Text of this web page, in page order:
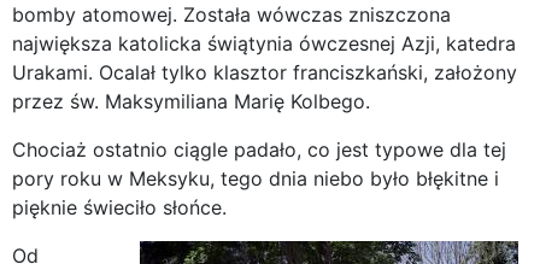
bomby atomowej. Została wówczas zniszczona
największa katolicka świątynia ówczesnej Azji, katedra
Urakami. Ocalał tylko klasztor franciszkański, założony
przez św. Maksymiliana Marię Kolbego.
Chociaż ostatnio ciągle padało, co jest typowe dla tej
pory roku w Meksyku, tego dnia niebo było błękitne i
pięknie świeciło słońce.
Od